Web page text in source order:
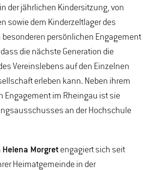
der jährlichen Kindersitzung, von
sowie dem Kinderzeltlager des
besonderen persönlichen Engagement
die nächste Generation die
Vereinslebens auf den Einzelnen
erleben kann. Neben ihrem
Engagement im Rheingau ist sie
an der Hochschule
Helena Morgret engagiert sich seit
Heimatgemeinde in der